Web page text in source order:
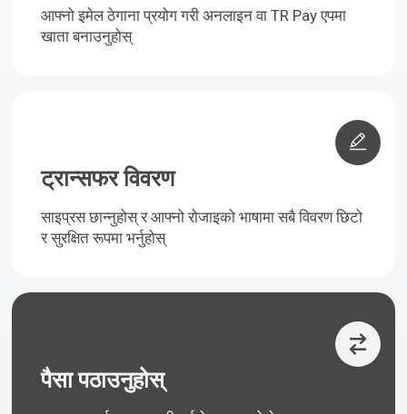
आफ्नो इमेल ठेगाना प्रयोग गरी अनलाइन वा TR Pay एपमा
खाता बनाउनुहोस्
ट्रान्सफर विवरण
साइप्रस छान्नुहोस् र आफ्नो रोजाइको भाषामा सबै विवरण छिटो
र सुरक्षित रूपमा भर्नुहोस्
पैसा पठाउनुहोस्